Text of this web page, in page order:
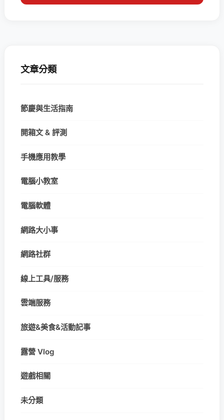
文章分類
節慶與生活指南
開箱文 & 評測
手機應用教學
電腦小教室
電腦軟體
網路大小事
網路社群
線上工具/服務
雲端服務
旅遊&美食&活動記事
露營 Vlog
遊戲相關
未分類